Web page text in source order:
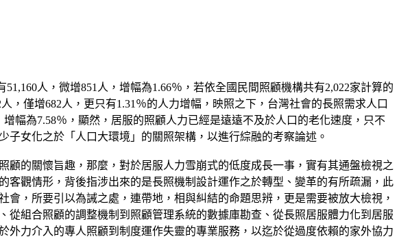
人，微增851人，增幅為1.66％，若依全國民間照顧機構共有2,022家計算的
，僅增682人，更只有1.31％的人力增幅，映照之下，台灣社會的長照需求人口
幅為7.58％，顯然，居服的照顧人力已經是遠遠不及於人口的老化速度，只不
女化之於「人口大環境」的關照架構，以進行綜融的考察論述。
的關懷旨趣，那麼，對於居服人力雪崩式的低度成長一事，實有其通盤檢視之
觀情形，背後指涉出來的是長照機制設計運作之於轉型、變革的有所疏漏，此
，所要引以為誡之處，連帶地，相與糾結的命題思辨，更是需要被放大檢視，
組合照顧的調整機制到照顧管理系統的數據庫勘查、從長照居服體力化到居服
力介入的專人照顧到制度運作失靈的專業服務，以迄於從過度依賴的家外協力